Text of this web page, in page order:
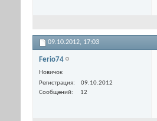
09.10.2012, 17:03
Ferio74
Новичок
Регистрация
09.10.2012
Сообщений
12